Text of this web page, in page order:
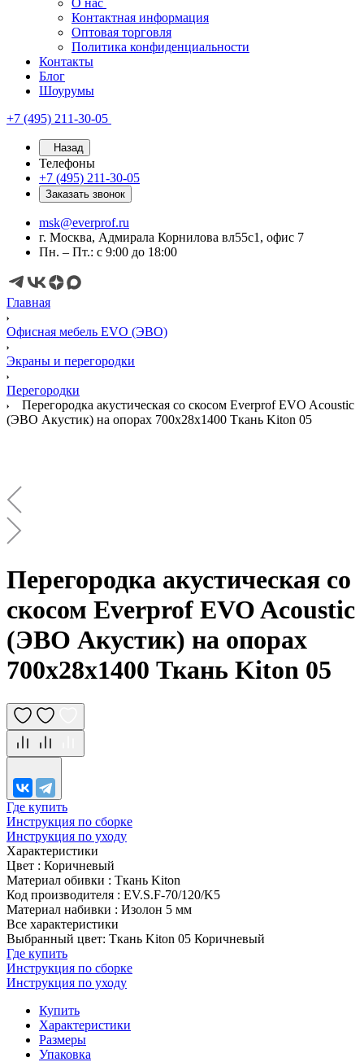
О нас
Контактная информация
Оптовая торговля
Политика конфиденциальности
Контакты
Блог
Шоурумы
+7 (495) 211-30-05
Назад
Телефоны
+7 (495) 211-30-05
Заказать звонок
msk@everprof.ru
г. Москва, Адмирала Корнилова вл55с1, офис 7
Пн. – Пт.: с 9:00 до 18:00
Главная
Офисная мебель EVO (ЭВО)
Экраны и перегородки
Перегородки
Перегородка акустическая со скосом Everprof EVO Acoustic
(ЭВО Акустик) на опорах 700х28х1400 Ткань Kiton 05
Перегородка акустическая со
скосом Everprof EVO Acoustic
(ЭВО Акустик) на опорах
700х28х1400 Ткань Kiton 05
Где купить
Инструкция по сборке
Инструкция по уходу
Характеристики
Цвет : Коричневый
Материал обивки : Ткань Kiton
Код производителя : EV.S.F-70/120/K5
Материал набивки : Изолон 5 мм
Все характеристики
Выбранный цвет: Ткань Kiton 05 Коричневый
Где купить
Инструкция по сборке
Инструкция по уходу
Купить
Характеристики
Размеры
Упаковка